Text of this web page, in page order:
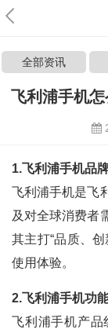
全部资讯
飞利浦手机
1.飞利浦手机品
飞利浦手机是飞
及对全球消费者
其主打“品质、
使用体验。
2.飞利浦手机功
飞利浦手机产品